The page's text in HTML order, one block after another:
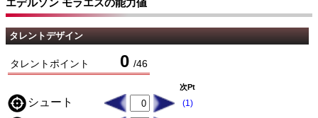
エデルソン モラエスの能力値
タレントデザイン
タレントポイント 0 /46
次Pt
シュート (1)